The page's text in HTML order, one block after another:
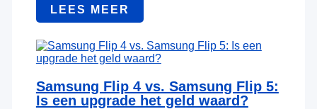
LEES MEER
Samsung Flip 4 vs. Samsung Flip 5:
Is een upgrade het geld waard?